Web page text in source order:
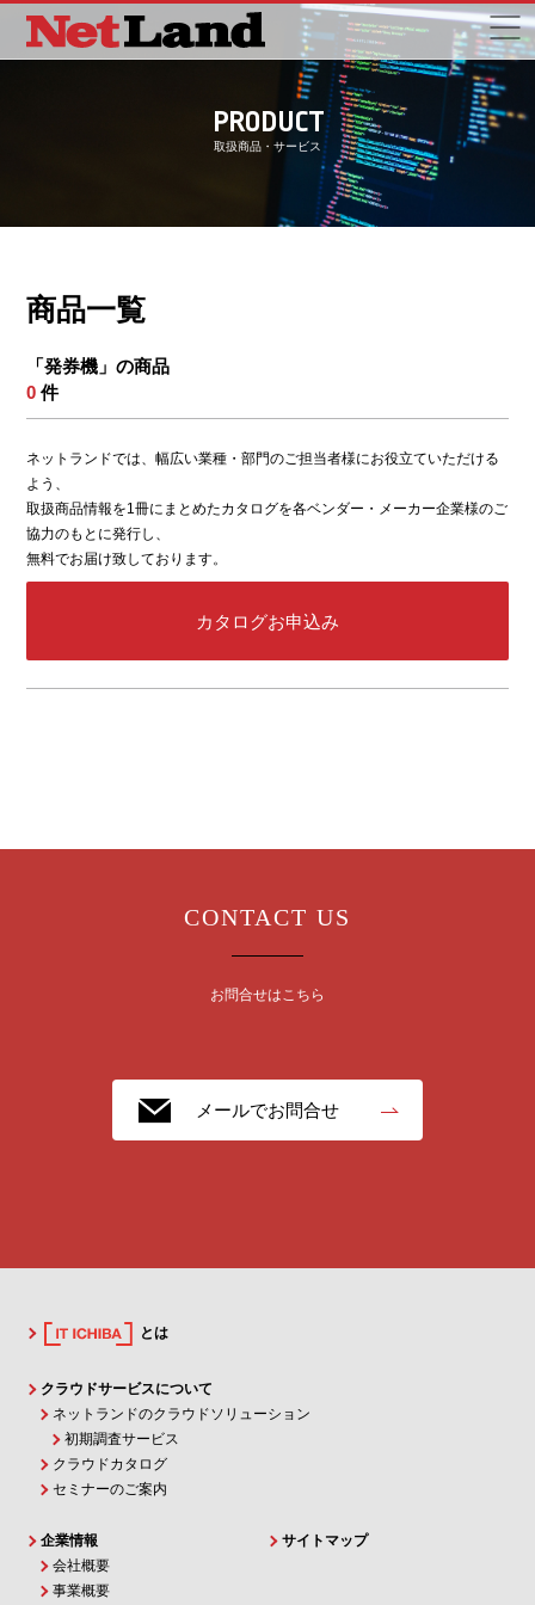
PRODUCT
取扱商品・サービス
商品一覧
「発券機」の商品
0 件
ネットランドでは、幅広い業種・部門のご担当者様にお役立ていただける
よう、
取扱商品情報を1冊にまとめたカタログを各ベンダー・メーカー企業様のご
協力のもとに発行し、
無料でお届け致しております。
カタログお申込み
CONTACT US
お問合せはこちら
メールでお問合せ
とは
クラウドサービスについて
ネットランドのクラウドソリューション
初期調査サービス
クラウドカタログ
セミナーのご案内
企業情報
会社概要
事業概要
サイトマップ